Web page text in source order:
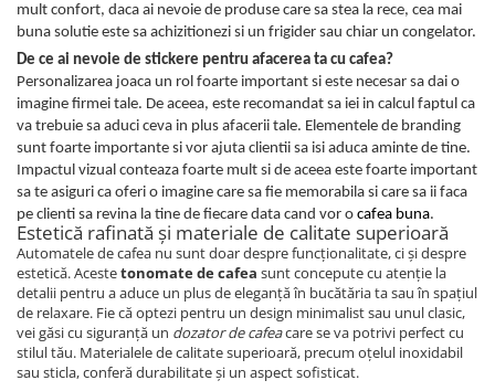
mult confort, daca ai nevoie de produse care sa stea la rece, cea mai
buna solutie este sa achizitionezi si un frigider sau chiar un congelator.
De ce ai nevoie de stickere pentru afacerea ta cu cafea?
Personalizarea joaca un rol foarte important si este necesar sa dai o
imagine firmei tale. De aceea, este recomandat sa iei in calcul faptul ca
va trebuie sa aduci ceva in plus afacerii tale. Elementele de branding
sunt foarte importante si vor ajuta clientii sa isi aduca aminte de tine.
Impactul vizual conteaza foarte mult si de aceea este foarte important
sa te asiguri ca oferi o imagine care sa fie memorabila si care sa ii faca
pe clienti sa revina la tine de fiecare data cand vor o cafea buna.
Estetică rafinată și materiale de calitate superioară
Automatele de cafea nu sunt doar despre funcționalitate, ci și despre
estetică. Acestetonomate de cafea sunt concepute cu atenție la
detalii pentru a aduce un plus de eleganță în bucătăria ta sau în spațiul
de relaxare. Fie că optezi pentru un design minimalist sau unul clasic,
vei găsi cu siguranță un dozator de cafeacare se va potrivi perfect cu
stilul tău. Materialele de calitate superioară, precum oțelul inoxidabil
sau sticla, conferă durabilitate și un aspect sofisticat.